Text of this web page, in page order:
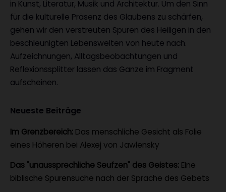
in Kunst, Literatur, Musik und Architektur. Um den Sinn
für die kulturelle Präsenz des Glaubens zu schärfen,
gehen wir den verstreuten Spuren des Heiligen in den
beschleunigten Lebenswelten von heute nach.
Aufzeichnungen, Alltagsbeobachtungen und
Reflexionssplitter lassen das Ganze im Fragment
aufscheinen.
Neueste Beiträge
Im Grenzbereich: Das menschliche Gesicht als Folie
eines Höheren bei Alexej von Jawlensky
Das "unaussprechliche Seufzen" des Geistes: Eine
biblische Spurensuche nach der Sprache des Gebets